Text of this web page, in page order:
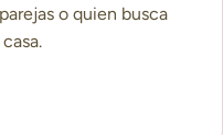
o quien busca